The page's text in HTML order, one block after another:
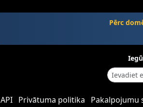
Pērc
API Privātuma politika Pakalpojumu